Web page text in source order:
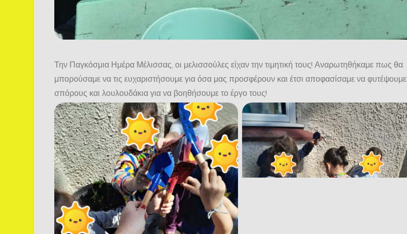
Την Παγκόσμια Ημέρα Μέλισσας, οι μελισσούλες είχαν την τιμητική τους! Αναρωτηθήκαμε πως θα
μπορούσαμε να τις ευχαριστήσουμε για όσα μας προσφέρουν και έτσι αποφασίσαμε να φυτέψουμε
σπόρους και λουλουδάκια για να βοηθήσουμε το έργο τους!